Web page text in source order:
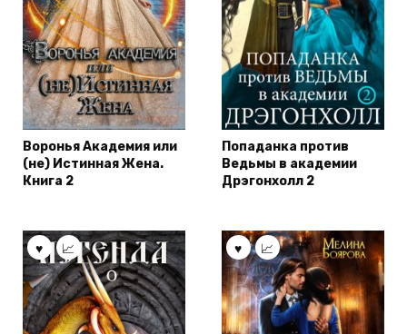
Воронья Академия или
(не) Истинная Жена.
Книга 2
Попаданка против
Ведьмы в академии
Дрэгонхолл 2